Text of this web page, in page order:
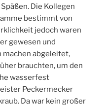
Die Kollegen
bestimmt von
jedoch waren
gewesen und
machen abgeleitet,
brauchten, um den
wasserfest
Peckermecker
Da war kein großer